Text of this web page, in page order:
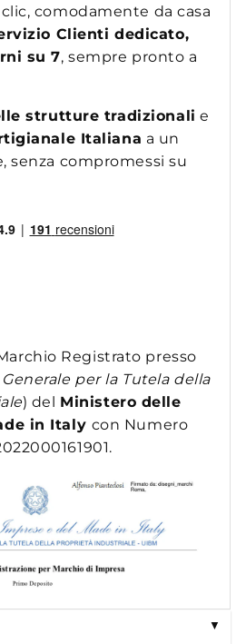
comodamente da casa
Clienti dedicato,
su 7, sempre pronto a
strutture tradizionali e
Italiana a un
senza compromessi su
Registrato presso
per la Tutela della
) del Ministero delle
in Italy con Numero